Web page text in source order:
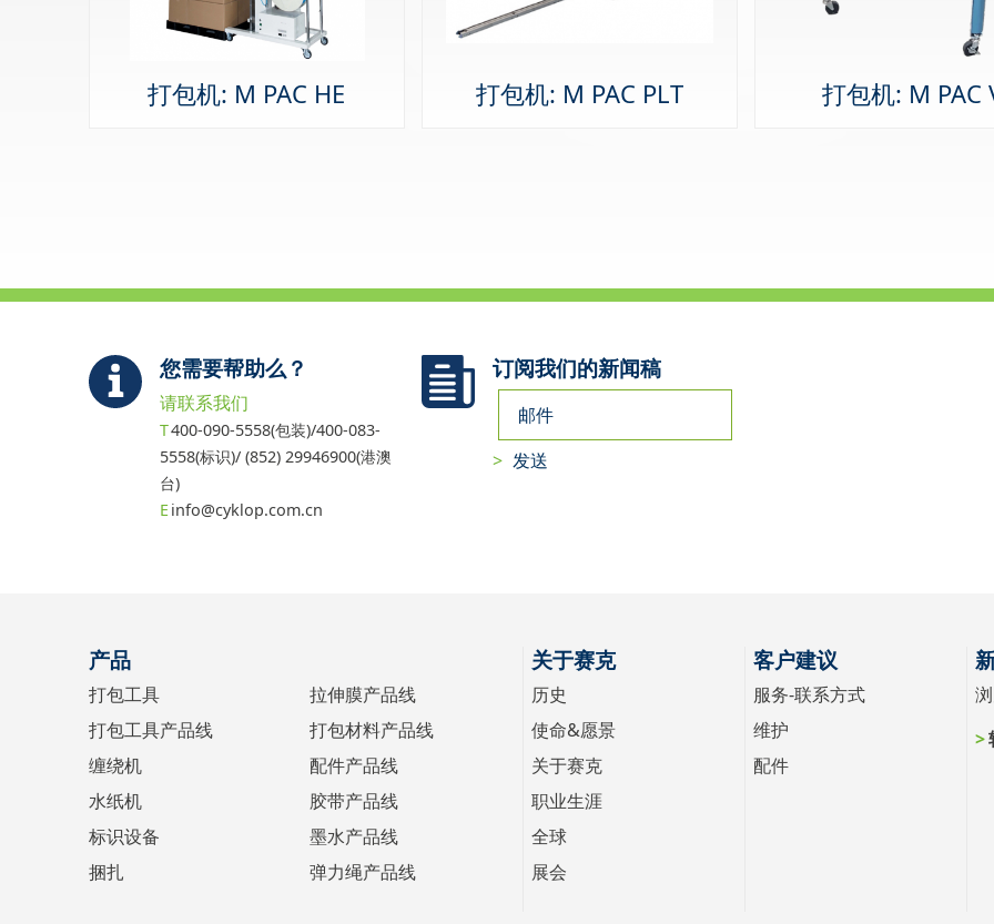
打包机: M PAC HE 打包机: M PAC PLT 打包机: M PAC
您需要帮助么？
请联系我们
400-090-5558(包装)/400-083-
5558(标识)/ (852) 29946900(港澳
台)
info@cyklop.com.cn
订阅我们的新闻稿
产品
打包工具
打包工具产品线
缠绕机
水纸机
标识设备
捆扎
拉伸膜产品线
打包材料产品线
配件产品线
胶带产品线
墨水产品线
弹力绳产品线
关于赛克
历史
使命&愿景
关于赛克
职业生涯
全球
展会
客户建议
服务-联系方式
维护
配件